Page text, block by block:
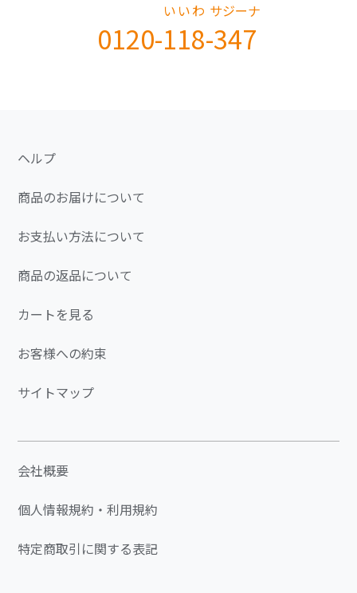
0120-118
いいわ
-347
サジーナ
ヘルプ
商品のお届けについて
お支払い方法について
商品の返品について
カートを見る
お客様への約束
サイトマップ
会社概要
個人情報規約・利用規約
特定商取引に関する表記